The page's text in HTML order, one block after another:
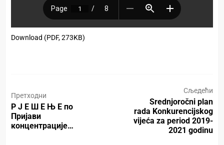
Download (PDF, 273KB)
Претходни
Р Ј Е Ш Е Њ Е по
Пријави
концентрације…
Сљедећи
Srednjoročni plan
rada Konkurencijskog
vijeća za period 2019-
2021 godinu